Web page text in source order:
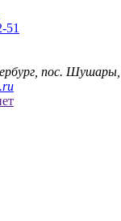
51
пос. Шушары,